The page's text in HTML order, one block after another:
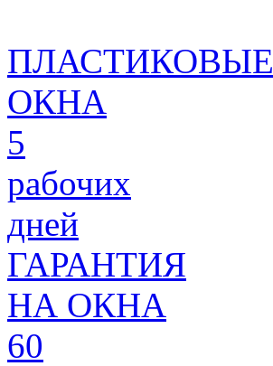
ПЛАСТИКОВЫЕ
ОКНА
5
рабочих
дней
ГАРАНТИЯ
НА ОКНА
60